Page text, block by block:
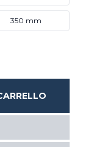
350 mm